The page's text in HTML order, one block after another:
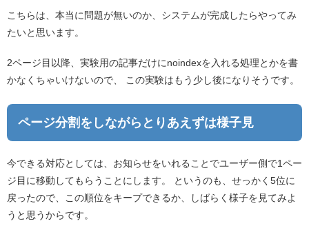
こちらは、本当に問題が無いのか、システムが完成したらやってみ
たいと思います。
2ページ目以降、実験用の記事だけにnoindexを入れる処理とかを書
かなくちゃいけないので、 この実験はもう少し後になりそうです。
ページ分割をしながらとりあえずは様子見
今できる対応としては、お知らせをいれることでユーザー側で1ペー
ジ目に移動してもらうことにします。 というのも、せっかく5位に
戻ったので、この順位をキープできるか、しばらく様子を見てみよ
うと思うからです。